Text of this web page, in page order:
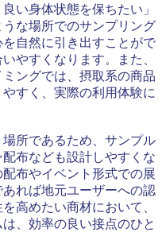
い身体状態を保ちたい」
な場所でのサンプリング
自然に引き出すことがで
やすくなります。また、
ングでは、摂取系の商品
すく、実際の利用体験に
所であるため、サンプル
布なども設計しやすくな
布やイベント形式での展
れば地元ユーザーへの認
高めたい商材において、
、効率の良い接点のひと